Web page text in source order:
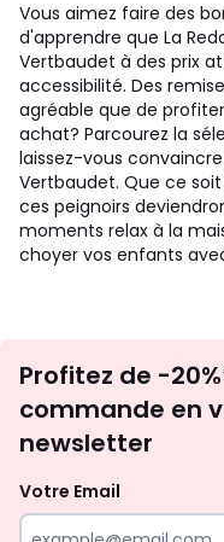
Vous aimez faire des
d'apprendre que La
Vertbaudet à des prix
accessibilité. Des
agréable que de
achat? Parcourez la
laissez-vous
Vertbaudet. Que ce
ces peignoirs
moments relax à la
choyer vos enfants
Profitez de -
commande en
newsletter
Votre Email